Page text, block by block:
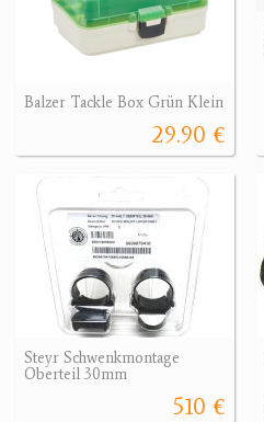
Balzer Tackle Box Grün Klein
29.90 €
Steyr Schwenkmontage
Oberteil 30mm
510 €